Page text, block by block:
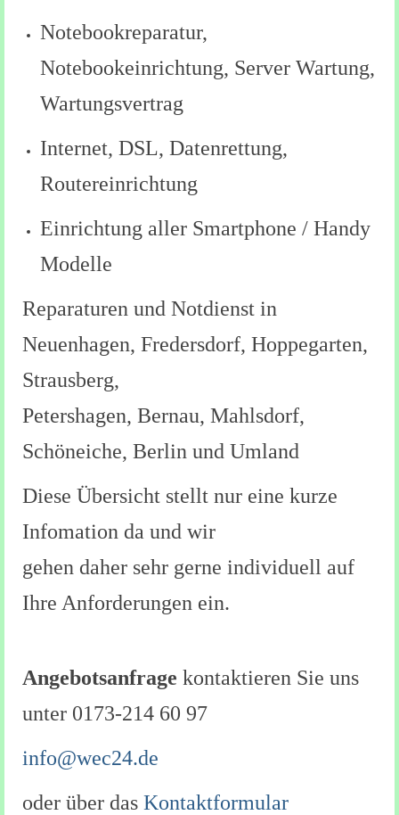
Notebookreparatur,
Notebookeinrichtung, Server Wartung,
Wartungsvertrag
Internet, DSL, Datenrettung,
Routereinrichtung
Einrichtung aller Smartphone / Handy
Modelle
Reparaturen und Notdienst in
Neuenhagen, Fredersdorf, Hoppegarten,
Strausberg,
Petershagen, Bernau, Mahlsdorf,
Schöneiche, Berlin und Umland
Diese Übersicht stellt nur eine kurze
Infomation da und wir
gehen daher sehr gerne individuell auf
Ihre Anforderungen ein.
Angebotsanfrage kontaktieren Sie uns
unter 0173-214 60 97
info@wec24.de
oder über das Kontaktformular